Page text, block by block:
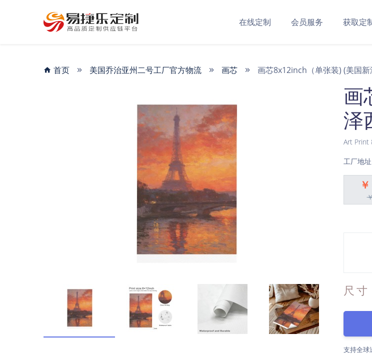
在线定制 会员服务 获取定
首页 美国乔治亚州二号工厂官方物流 画芯 画芯8x12inch（单张装) (美国
画
泽
Art Print
工厂地
尺寸
支持全球